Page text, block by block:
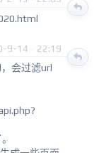
9-14 · 22:19
会过滤url